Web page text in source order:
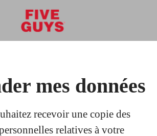
mes données
recevoir une copie des
relatives à votre